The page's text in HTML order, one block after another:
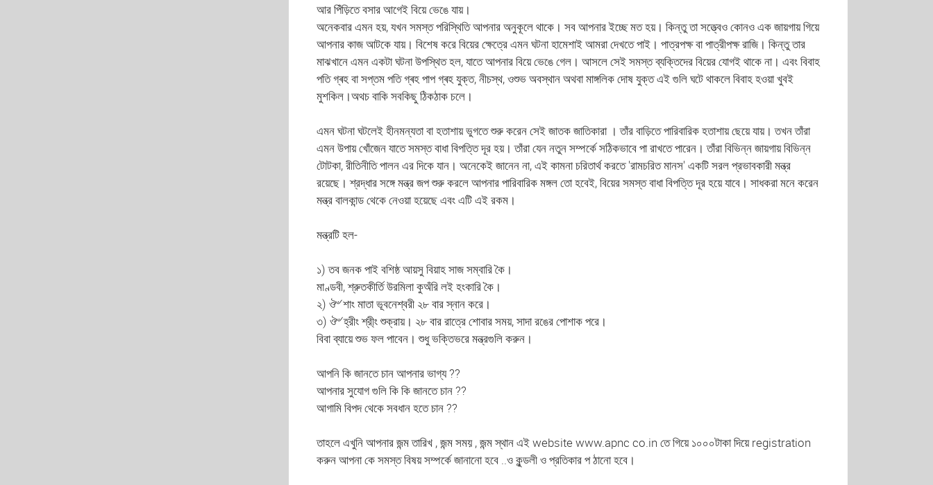
আর পিঁড়িতে বসার আগেই বিয়ে ভেঙে যায়।
অনেকবার এমন হয়, যখন সমস্ত পরিস্থিতি আপনার অনুকূলে থাকে। সব আপনার ইচ্ছে মত হয়। কিন্তু তা সত্ত্বেও কোনও এক জায়গায় গিয়ে
আপনার কাজ আটকে যায়। বিশেষ করে বিয়ের ক্ষেত্রে এমন ঘটনা হামেশাই আমরা দেখতে পাই। পাত্রপক্ষ বা পাত্রীপক্ষ রাজি। কিন্তু তার
মাঝখানে এমন একটা ঘটনা উপস্থিত হল, যাতে আপনার বিয়ে ভেঙে গেল। আসলে সেই সমস্ত ব্যক্তিদের বিয়ের যোগই থাকে না। এবং বিবাহ
পতি গ্ৰহ বা সপ্তম পতি গ্ৰহ পাপ গ্ৰহ যুক্ত, নীচস্থ, ওশুভ অবস্থান অথবা মাঙ্গলিক দোষ যুক্ত এই গুলি ঘটে থাকলে বিবাহ হওয়া খুবই
মুশকিল।অথচ বাকি সবকিছু ঠিকঠাক চলে।
এমন ঘটনা ঘটলেই হীনমন্যতা বা হতাশায় ভুগতে শুরু করেন সেই জাতক জাতিকারা । তাঁর বাড়িতে পারিবারিক হতাশায় ছেয়ে যায়। তখন তাঁরা
এমন উপায় খোঁজেন যাতে সমস্ত বাধা বিপত্তি দূর হয়। তাঁরা যেন নতুন সম্পর্কে সঠিকভাবে পা রাখতে পারেন। তাঁরা বিভিন্ন জায়গায় বিভিন্ন
টোটকা, রীতিনীতি পালন এর দিকে যান। অনেকেই জানেন না, এই কামনা চরিতার্থ করতে 'রামচরিত মানস' একটি সরল প্রভাবকারী মন্ত্র
রয়েছে। শ্রদ্ধার সঙ্গে মন্ত্র জপ শুরু করলে আপনার পারিবারিক মঙ্গল তো হবেই, বিয়ের সমস্ত বাধা বিপত্তি দূর হয়ে যাবে। সাধকরা মনে করেন
মন্ত্র বালকান্ড থেকে নেওয়া হয়েছে এবং এটি এই রকম।
মন্ত্রটি হল-
১) তব জনক পাই বশিষ্ঠ আয়সু বিয়াহ সাজ সম্বারি কৈ।
মাণ্ডবী, শ্রুতকীর্তি উরমিলা কুঅঁরি লই হংকারি কৈ।
২) ঔ৺ শাং মাতা ভূবনেশ্বরী ২৮ বার স্নান করে।
৩) ঔ৺ হ্রীং শ্রী্ং শুক্রায়। ২৮ বার রাত্রে শোবার সময়, সাদা রঙের পোশাক পরে।
বিবা ব্যায়ে শুভ ফল পাবেন। শুধু ভক্তিভরে মন্ত্রগুলি করুন।
আপনি কি জানতে চান আপনার ভাগ্য ??
আপনার সুযোগ গুলি কি কি জানতে চান ??
আগামি বিপদ থেকে সবধান হতে চান ??
তাহলে এখুনি আপনার জন্ম তারিখ , জন্ম সময় , জন্ম স্থান এই website www.apnc co.in তে গিয়ে ১০০০টাকা দিয়ে registration
করুন আপনা কে সমস্ত বিষয় সম্পর্কে জানানো হবে ..ও কুন্ডলী ও প্রতিকার প ঠানো হবে।